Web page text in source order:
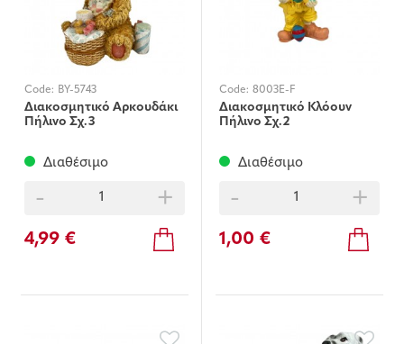
Code: BY-5743
Διακοσμητικό Αρκουδάκι
Πήλινο Σχ.3
Διαθέσιμο
- +
4,99 €
Code: 8003E-F
Διακοσμητικό Κλόουν
Πήλινο Σχ.2
Διαθέσιμο
- +
1,00 €